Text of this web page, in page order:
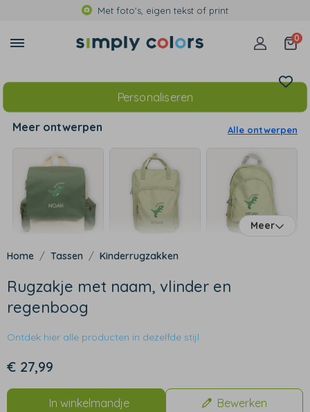
Met foto's, eigen tekst of print
0
Personaliseren
Meer ontwerpen Alle ontwerpen
Meer
Tassen Kinderrugzakken
Rugzakje met naam, vlinder en
regenboog
Ontdek hier alle producten in dezelfde stijl
€ 27,99
In winkelmandje Bewerken